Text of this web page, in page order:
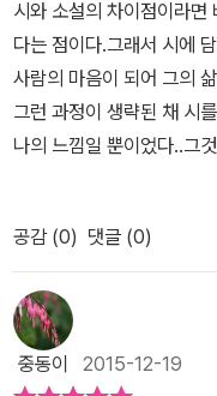
병’을 향한 담담한 관조와
고 말한다. “문질러지고,
가”〈비구상의 계절〉는 것
자아내는 이유다. 이뿐인
한 결과를 내보이는 〈흑백
있다. 나이 지긋한 “여자
데, 그것이 시인의 시선이
수밖에 없다. 한순이 오십
직여 나아간 궤적들, 마음
들”〈장석주 ‘해설’ 中에서〉을
간과 함께 한순의 첫 음반
는 시 중에서 가장 마음에
늘 한숨과 근심이 떠나지
이 마치 나를 닮은 듯 보인
고 넓은 토란잎은 내 근심
람이 없어 토란잎에 의지
쏟아내고 싶었을 것이다.
기에. 주변 생활에서 겪은
떤 어려운 환경도 이겨낼
래서 시를 읽고 나면 마음
치유되는 지도 모르겠다.
시와 소설의 차이점이라면
다는 점이다.그래서 시에
사람의 마음이 되어 그의
그런 과정이 생략된 채 시
나의 느낌일 뿐이었다..그
생각하였고, 남자는 하고
이 가는 건 바로 우리가 살
와 갈등의 본질이었기 때
것이 배려가 아니었을때 생
가 서로 자신의 생각에 사
을 이야기 하면서 이해해
공감 (0) 댓글 (0)
중동이 2015-12-19